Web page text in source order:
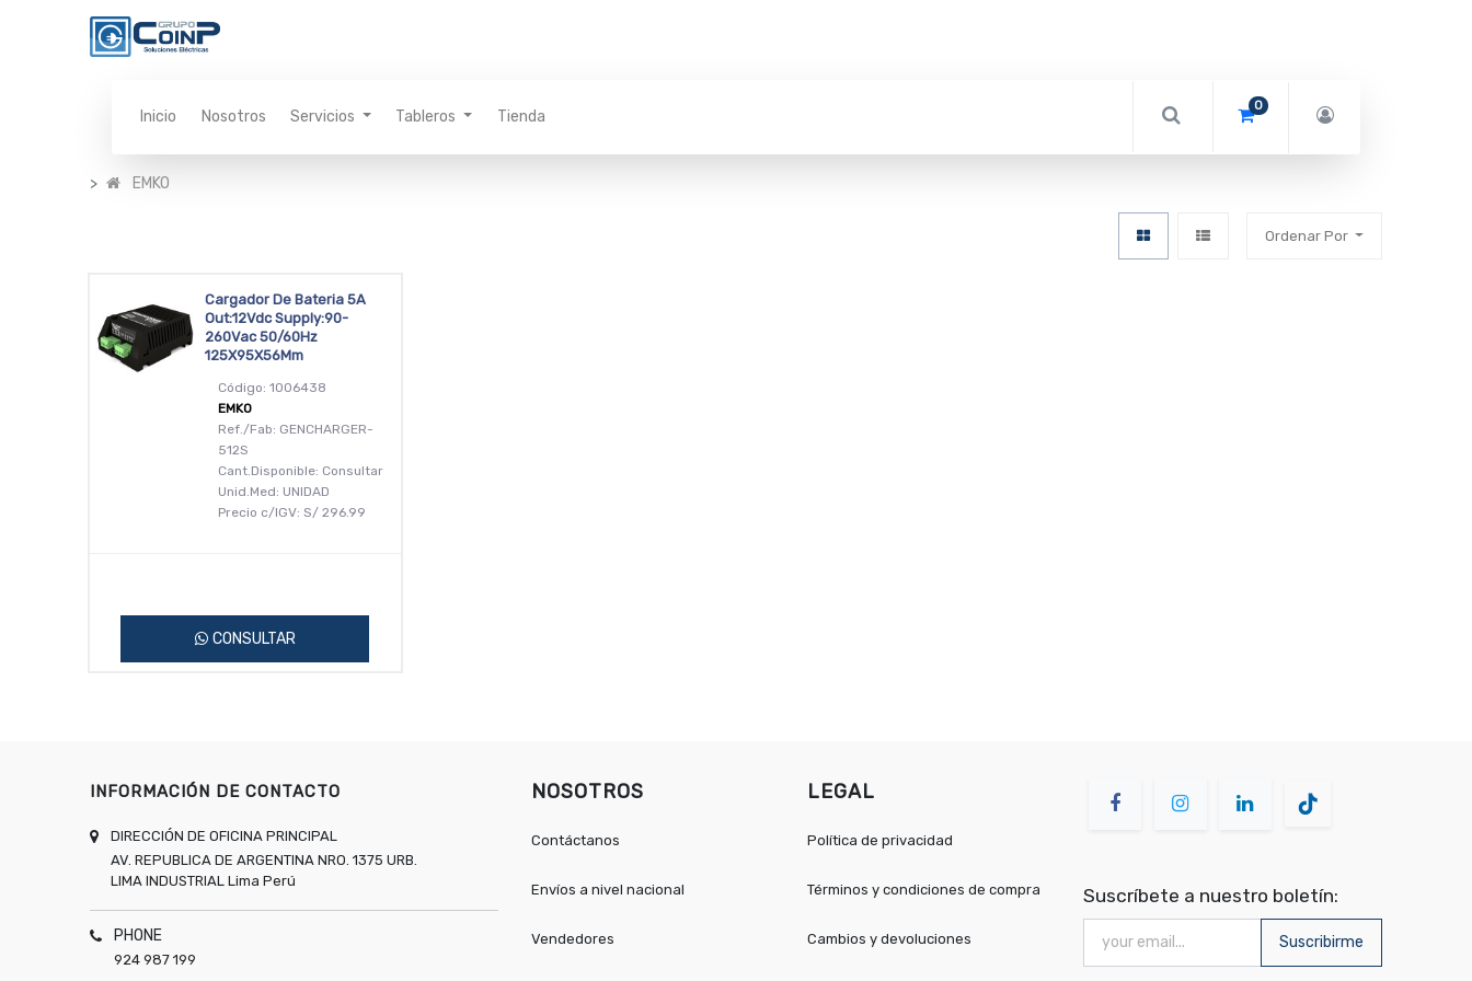
Inicio Nosotros Servicios Tableros Tienda
0
EMKO
Ordenar Por
Cargador De Bateria 5A
Out:12Vdc Supply:90-
260Vac 50/60Hz
125X95X56Mm
Código: 1006438
EMKO
Ref./Fab: GENCHARGER-
512S
Cant.Disponible: Consultar
Unid.Med: UNIDAD
Precio c/IGV: S/ 296.99
CONSULTAR
INFORMACIÓN DE CONTACTO
DIRECCIÓN DE OFICINA PRINCIPAL
AV. REPUBLICA DE ARGENTINA NRO. 1375 URB.
LIMA INDUSTRIAL Lima Perú
PHONE
924 987 199
NOSOTROS
Contáctanos
Envíos a nivel nacional
Vendedores
LEGAL
Política de privacidad
Términos y condiciones de compra
Cambios y devoluciones
Suscríbete a nuestro boletín:
Suscribirme